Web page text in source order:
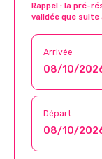
Rappel : la pré-
validée que suite
Arrivée
Départ